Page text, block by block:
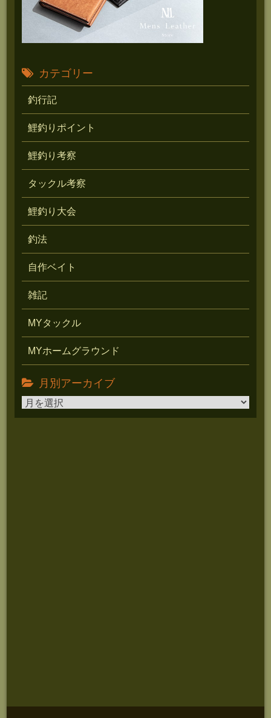
カテゴリー
釣行記
鯉釣りポイント
鯉釣り考察
タックル考察
鯉釣り大会
釣法
自作ベイト
雑記
MYタックル
MYホームグラウンド
月別アーカイブ